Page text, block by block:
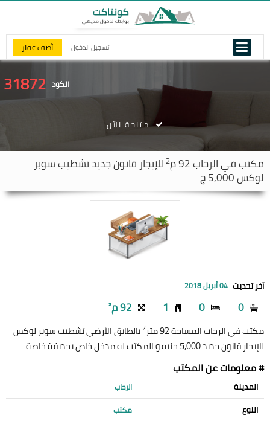
تسجيل الدخول أضف عقار
الكود 31872
مكتب فيالرحاب 2 للإيجار قانون جديد تشطيب سوبر
لوكس 5,000 ج
متاحة الآن
آخر تحديث 04 أبريل 2018
0
0
1 92 م²
مكتب في الرحاب المساحة 92 متر 2بالطابق الأرضي تشطيب سوبر لوكس
للإيجار قانون جديد 5,000 جنيه و المكتب له مدخل خاص بحديقة خاصة
# معلومات عن المكتب
المدينة الرحاب
النوع مكتب